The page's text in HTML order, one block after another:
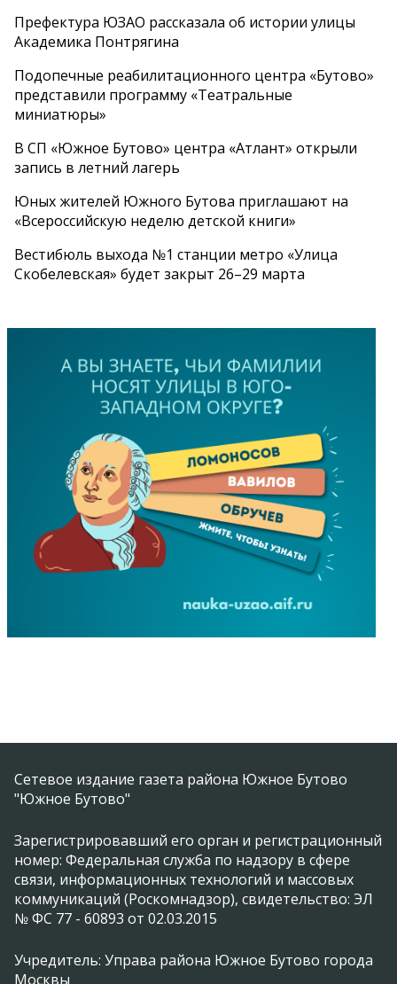
Префектура ЮЗАО рассказала об истории улицы
Академика Понтрягина
Подопечные реабилитационного центра «Бутово»
представили программу «Театральные
миниатюры»
В СП «Южное Бутово» центра «Атлант» открыли
запись в летний лагерь
Юных жителей Южного Бутова приглашают на
«Всероссийскую неделю детской книги»
Вестибюль выхода №1 станции метро «Улица
Скобелевская» будет закрыт 26–29 марта
Сетевое издание газета района Южное Бутово
"Южное Бутово"
Зарегистрировавший его орган и регистрационный
номер: Федеральная служба по надзору в сфере
связи, информационных технологий и массовых
коммуникаций (Роскомнадзор), свидетельство: ЭЛ
№ ФС 77 - 60893 от 02.03.2015
Учредитель: Управа района Южное Бутово города
Москвы